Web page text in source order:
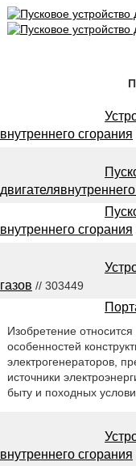
внутреннего сгорания
внутреннего сгорания
газов // 303449
Изобретение относится
особенностей
электрогенераторов,
источники
быту и походных
внутреннего сгорания